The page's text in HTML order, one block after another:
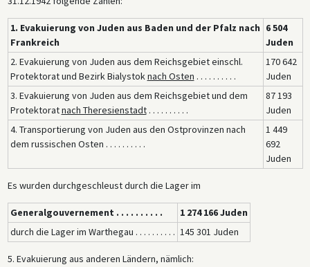
1. Evakuierung von Juden aus Baden und der Pfalz nach
Frankreich
6 504
Juden
2. Evakuierung von Juden aus dem Reichsgebiet einschl.
Protektorat und Bezirk Bialystoknach Osten . . . . . . . . . .
170 642
Juden
3. Evakuierung von Juden aus dem Reichsgebiet und dem
Protektoratnach Theresienstadt. . . . . . . . . .
87 193
Juden
4. Transportierung von Juden aus den Ostprovinzen nach
dem russischen Osten . . . . . . . . . .
1 449
692
Juden
Es wurden durchgeschleust durch die Lager im
Generalgouvernement . . . . . . . . . .
1 274 166 Juden
durch die Lager im Warthegau . . . . . . . . . . 145 301 Juden
5. Evakuierung aus anderen Ländern, nämlich: